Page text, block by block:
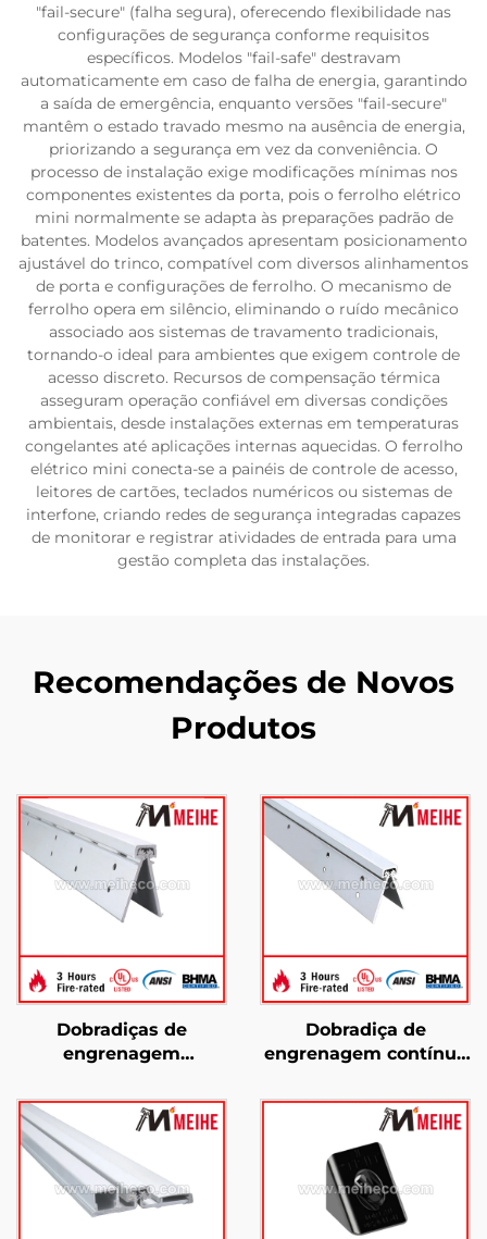
"fail-secure" (falha segura), oferecendo flexibilidade nas
configurações de segurança conforme requisitos
específicos. Modelos "fail-safe" destravam
automaticamente em caso de falha de energia, garantindo
a saída de emergência, enquanto versões "fail-secure"
mantêm o estado travado mesmo na ausência de energia,
priorizando a segurança em vez da conveniência. O
processo de instalação exige modificações mínimas nos
componentes existentes da porta, pois o ferrolho elétrico
mini normalmente se adapta às preparações padrão de
batentes. Modelos avançados apresentam posicionamento
ajustável do trinco, compatível com diversos alinhamentos
de porta e configurações de ferrolho. O mecanismo de
ferrolho opera em silêncio, eliminando o ruído mecânico
associado aos sistemas de travamento tradicionais,
tornando-o ideal para ambientes que exigem controle de
acesso discreto. Recursos de compensação térmica
asseguram operação confiável em diversas condições
ambientais, desde instalações externas em temperaturas
congelantes até aplicações internas aquecidas. O ferrolho
elétrico mini conecta-se a painéis de controle de acesso,
leitores de cartões, teclados numéricos ou sistemas de
interfone, criando redes de segurança integradas capazes
de monitorar e registrar atividades de entrada para uma
gestão completa das instalações.
Recomendações de Novos
Produtos
Dobradiças de
engrenagem
oculta YHG005
Dobradiça de
engrenagem contínua
serviço pesado YHG011